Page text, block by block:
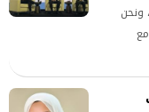
ونحن